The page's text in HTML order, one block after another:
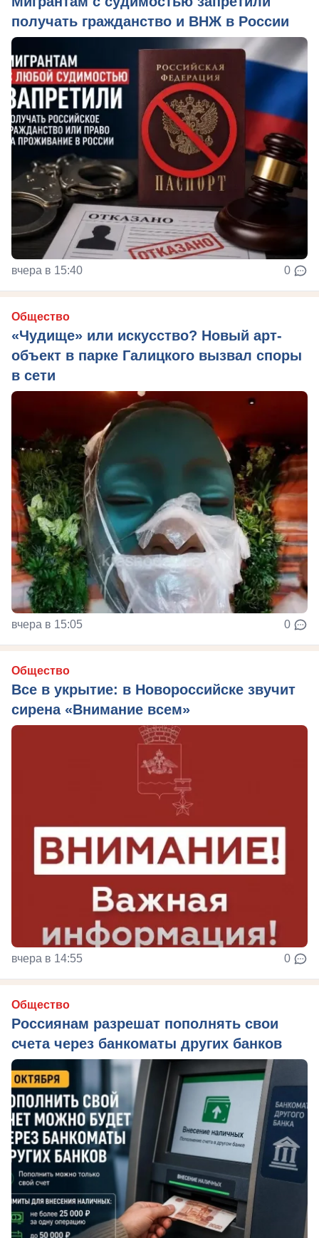
получать гражданство и ВНЖ в России
вчера в 15:40 0
Общество
«Чудище» или искусство? Новый арт-
объект в парке Галицкого вызвал споры
в сети
вчера в 15:05 0
Общество
Все в укрытие: в Новороссийске звучит
сирена «Внимание всем»
вчера в 14:55 0
Общество
Россиянам разрешат пополнять свои
счета через банкоматы других банков